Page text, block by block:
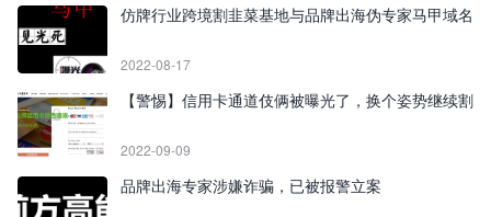
仿牌行业跨境割韭菜基地与品牌出海伪专家马甲域名
2022-08-17
【警惕】信用卡通道伎俩被曝光了，换个姿势继续割
2022-09-09
品牌出海专家涉嫌诈骗，已被报警立案